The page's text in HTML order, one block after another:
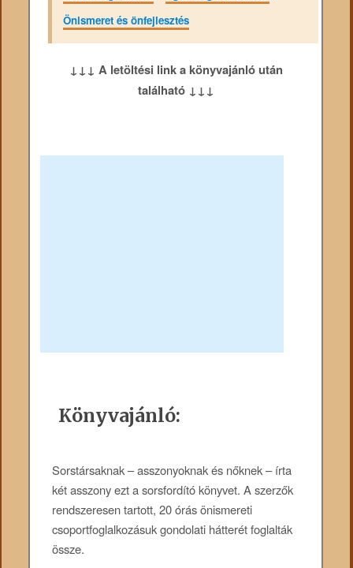
Önismeret és önfejlesztés
↓↓↓ A letöltési link a könyvajánló után
található ↓↓↓
Könyvajánló:
Sorstársaknak – asszonyoknak és nőknek – írta
két asszony ezt a sorsfordító könyvet. A szerzők
rendszeresen tartott, 20 órás önismereti
csoportfoglalkozásuk gondolati hátterét foglalták
össze.